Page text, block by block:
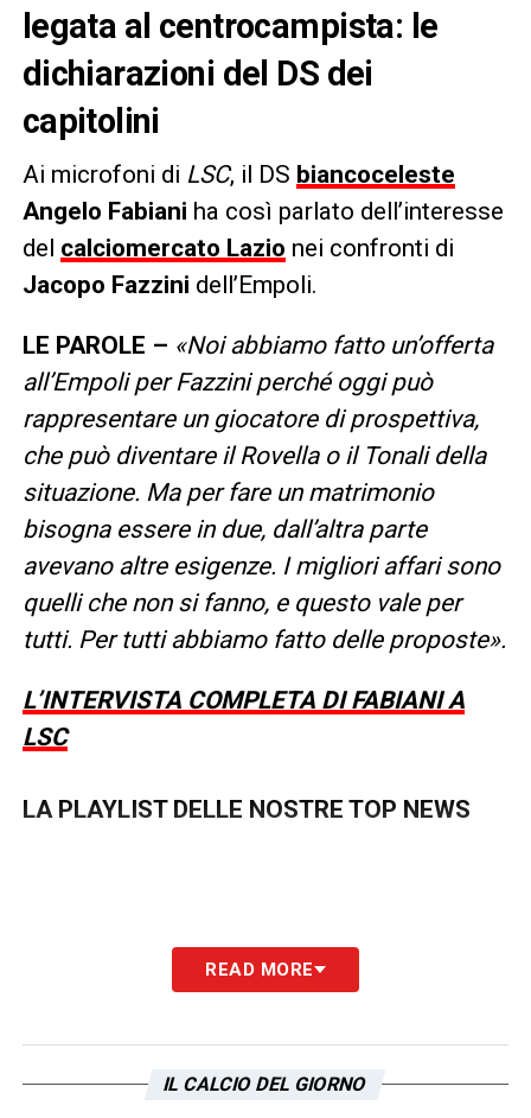
legata al centrocampista: le
dichiarazioni del DS dei
capitolini
Ai microfoni di LSC, il DS biancoceleste
Angelo Fabiani ha così parlato dell’interesse
del calciomercato Lazio nei confronti di
Jacopo Fazzini dell’Empoli.
LE PAROLE – «Noi abbiamo fatto un’offerta
all’Empoli per Fazzini perché oggi può
rappresentare un giocatore di prospettiva,
che può diventare il Rovella o il Tonali della
situazione. Ma per fare un matrimonio
bisogna essere in due, dall’altra parte
avevano altre esigenze. I migliori affari sono
quelli che non si fanno, e questo vale per
tutti. Per tutti abbiamo fatto delle proposte».
L’INTERVISTA COMPLETA DI FABIANI A
LSC
LA PLAYLIST DELLE NOSTRE TOP NEWS
READ MORE
IL CALCIO DEL GIORNO